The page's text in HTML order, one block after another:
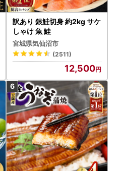
訳あり 銀鮭切身 約2kg サケ
しゃけ 魚 鮭
宮城県気仙沼市
(2511)
12,500